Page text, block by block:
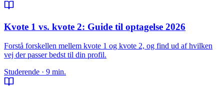
Kvote 1 vs. kvote 2: Guide til optagelse 2026
Forstå forskellen mellem kvote 1 og kvote 2, og find ud af hvilken
vej der passer bedst til din profil.
Studerende · 9 min.